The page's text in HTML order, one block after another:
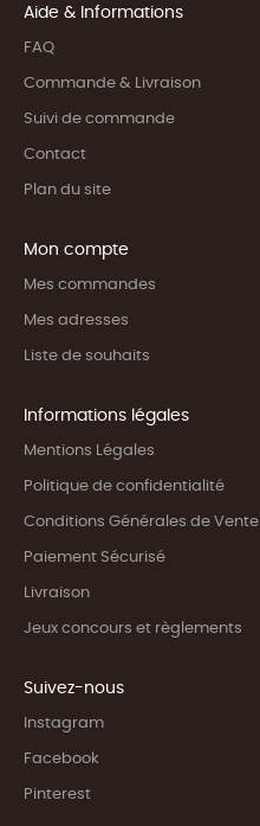
Aide & Informations
FAQ
Commande & Livraison
Suivi de commande
Contact
Plan du site
Mon compte
Mes commandes
Mes adresses
Liste de souhaits
Informations légales
Mentions Légales
Politique de confidentialité
Conditions Générales de Vente
Paiement Sécurisé
Livraison
Jeux concours et règlements
Suivez-nous
Instagram
Facebook
Pinterest